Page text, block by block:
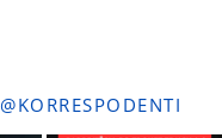
@KORRESPODENTI